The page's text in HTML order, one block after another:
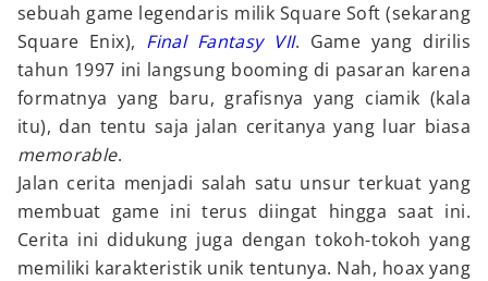
sebuah game legendaris milik Square Soft (sekarang
Square Enix), Final Fantasy VII. Game yang dirilis
tahun 1997 ini langsung booming di pasaran karena
formatnya yang baru, grafisnya yang ciamik (kala
itu), dan tentu saja jalan ceritanya yang luar biasa
memorable.
Jalan cerita menjadi salah satu unsur terkuat yang
membuat game ini terus diingat hingga saat ini.
Cerita ini didukung juga dengan tokoh-tokoh yang
memiliki karakteristik unik tentunya. Nah, hoax yang